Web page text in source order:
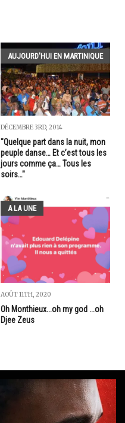
AUJOURD'HUI EN MARTINIQUE
DÉCEMBRE 3RD, 2014
"Quelque part dans la nuit, mon
peuple danse… Et c’est tous les
jours comme ça… Tous les
soirs…"
A LA UNE
AOÛT 11TH, 2020
Oh Monthieux...oh my god ...oh
Djee Zeus